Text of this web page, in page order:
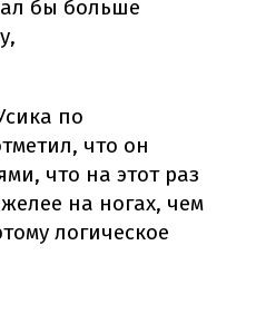
бы больше
по
что он
что на этот раз
на ногах, чем
логическое